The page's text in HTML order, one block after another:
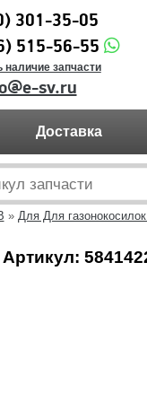
301-35-05
515-56-55
наличие запчасти
sv.ru
Доставка
» Для Для